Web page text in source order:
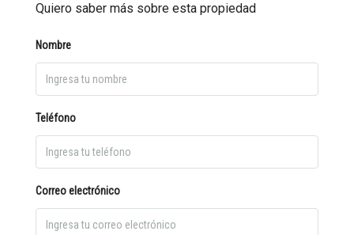
Quiero saber más sobre esta propiedad
Nombre
Teléfono
Correo electrónico